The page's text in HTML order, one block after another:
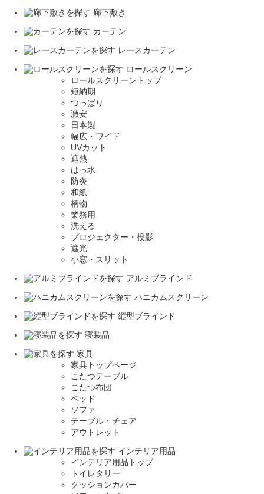
廊下敷き
カーテン
レースカーテン
ロールスクリーン
ロールスクリーントップ
短納期
つっぱり
激安
日本製
幅広・ワイド
UVカット
遮熱
はっ水
防炎
和紙
柄物
業務用
洗える
プロジェクター・投影
遮光
小窓・スリット
アルミブラインド
ハニカムスクリーン
縦型ブラインド
寝装品
家具
家具トップページ
こたつテーブル
こたつ布団
ベッド
ソファ
テーブル・チェア
アウトレット
インテリア用品
インテリア用品トップ
トイレタリー
クッションカバー